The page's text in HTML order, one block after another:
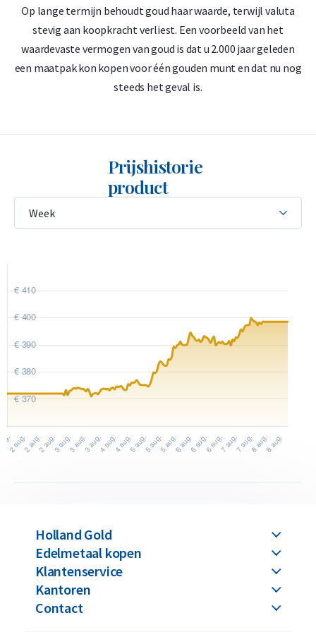
China. De Chinezen noemen de reuzenpanda: 大熊猫 (dà
xiong mao), oftewel grote kater. Op dezelfde zijde staat het
gewicht van de munt ''3 gram'', de zuiverheid ''au 999'' en de
nominale waarde van 10 Yuan.
Op lange termijn behoudt goud haar waarde, terwijl valuta
stevig aan koopkracht verliest. Een voorbeeld van het
waardevaste vermogen van goud is dat u 2.000 jaar geleden
een maatpak kon kopen voor één gouden munt en dat nu nog
steeds het geval is.
Prijshistorie
product
Holland Gold
Edelmetaal kopen
Klantenservice
Kantoren
Contact